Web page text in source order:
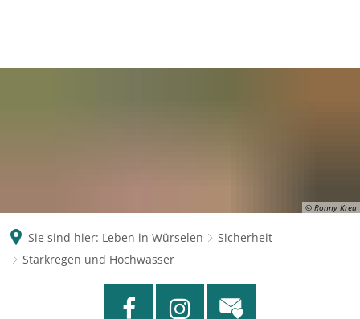
© Ronny Kreu
Sie sind hier: Leben in Würselen
Sicherheit
Starkregen und Hochwasser